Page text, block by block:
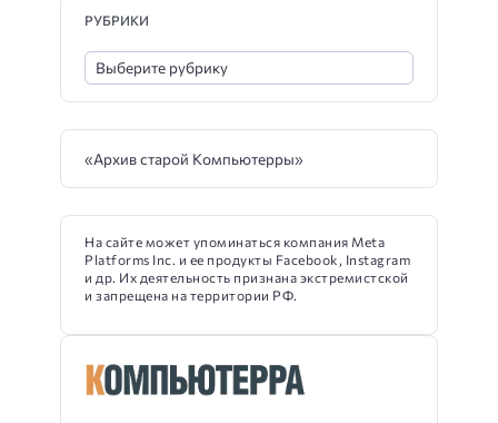
РУБРИКИ
«Архив старой Компьютерры»
На сайте может упоминаться компания Meta
Platforms Inc. и ее продукты Facebook, Instagram
и др. Их деятельность признана экстремистской
и запрещена на территории РФ.